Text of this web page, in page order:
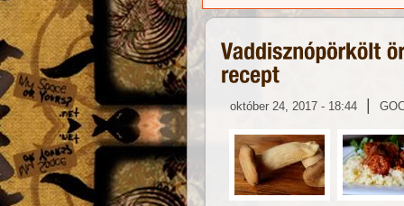
október 24, 2017 - 18:44 |